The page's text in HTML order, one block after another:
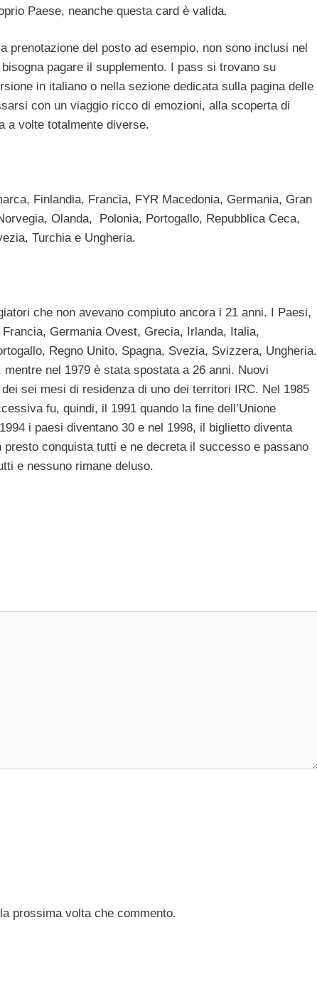
Paese, neanche questa card è valida.
prenotazione del posto ad esempio, non sono inclusi nel
pagare il supplemento. I pass si trovano su
in italiano o nella sezione dedicata sulla pagina delle
con un viaggio ricco di emozioni, alla scoperta di
a volte totalmente diverse.
Finlandia, Francia, FYR Macedonia, Germania, Gran
Olanda, Polonia, Portogallo, Repubblica Ceca,
Turchia e Ungheria.
che non avevano compiuto ancora i 21 anni. I Paesi,
Germania Ovest, Grecia, Irlanda, Italia,
Regno Unito, Spagna, Svezia, Svizzera, Ungheria.
nel 1979 è stata spostata a 26 anni. Nuovi
sei mesi di residenza di uno dei territori IRC. Nel 1985
fu, quindi, il 1991 quando la fine dell’Unione
i paesi diventano 30 e nel 1998, il biglietto diventa
conquista tutti e ne decreta il successo e passano
e nessuno rimane deluso.
prossima volta che commento.